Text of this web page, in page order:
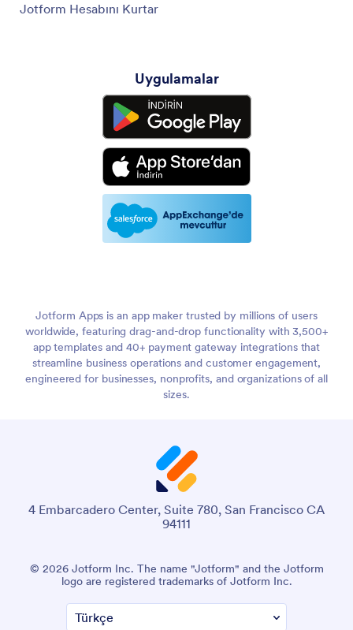
Jotform Hesabını Kurtar
Uygulamalar
Jotform Apps is an app maker trusted by millions of users
worldwide, featuring drag-and-drop functionality with 3,500+
app templates and 40+ payment gateway integrations that
streamline business operations and customer engagement,
engineered for businesses, nonprofits, and organizations of all
sizes.
4 Embarcadero Center, Suite 780, San Francisco CA
94111
© 2026 Jotform Inc. The name "Jotform" and the Jotform
logo are registered trademarks of Jotform Inc.